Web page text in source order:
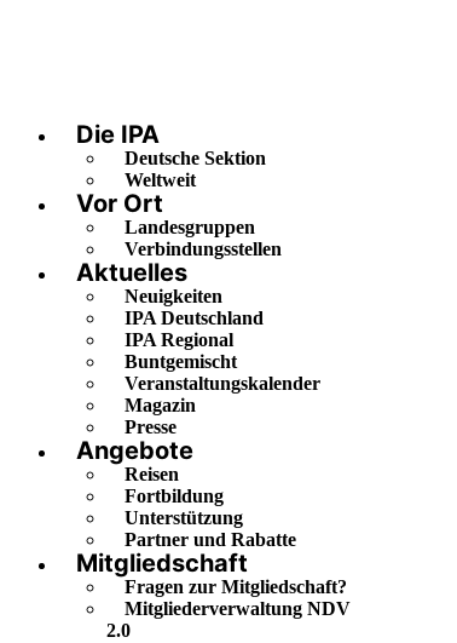
Die IPA
Deutsche Sektion
Weltweit
Vor Ort
Landesgruppen
Verbindungsstellen
Aktuelles
Neuigkeiten
IPA Deutschland
IPA Regional
Buntgemischt
Veranstaltungskalender
Magazin
Presse
Angebote
Reisen
Fortbildung
Unterstützung
Partner und Rabatte
Mitgliedschaft
Fragen zur Mitgliedschaft?
Mitgliederverwaltung NDV
2.0